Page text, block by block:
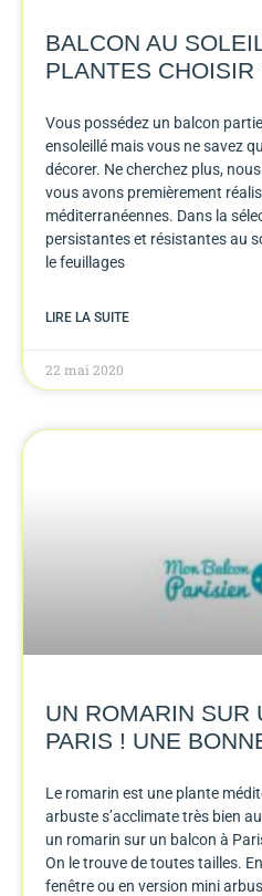
BALCON AU
PLANTES CHOISIR
Vous possédez un balcon
ensoleillé mais vous ne savez
décorer. Ne cherchez plus,
vous avons premièrement
méditerranéennes. Dans la
persistantes et résistantes au
le feuillages
LIRE LA SUITE
22 mai 2020
UN ROMARIN SUR
PARIS ! UNE
Le romarin est une plante
arbuste s’acclimate très bien
un romarin sur un balcon à
On le trouve de toutes tailles.
fenêtre ou en version mini